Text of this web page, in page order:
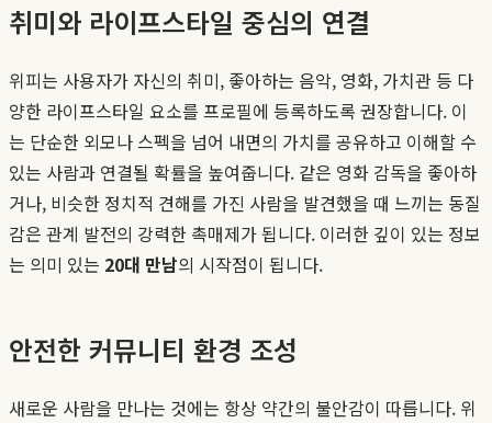
취미와 라이프스타일 중심의 연결
위피는 사용자가 자신의 취미, 좋아하는 음악, 영화, 가치관 등 다
양한 라이프스타일 요소를 프로필에 등록하도록 권장합니다. 이
는 단순한 외모나 스펙을 넘어 내면의 가치를 공유하고 이해할 수
있는 사람과 연결될 확률을 높여줍니다. 같은 영화 감독을 좋아하
거나, 비슷한 정치적 견해를 가진 사람을 발견했을 때 느끼는 동질
감은 관계 발전의 강력한 촉매제가 됩니다. 이러한 깊이 있는 정보
는 의미 있는 20대 만남의 시작점이 됩니다.
안전한 커뮤니티 환경 조성
새로운 사람을 만나는 것에는 항상 약간의 불안감이 따릅니다. 위